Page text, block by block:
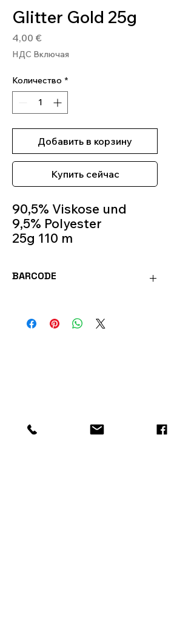
Glitter Gold 25g
4,00 €
НДС Включая
Количество *
Добавить в корзину
Купить сейчас
90,5% Viskose und
9,5% Polyester
25g 110 m
Colour 8221
BARCODE